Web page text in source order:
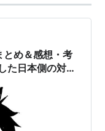
とめ＆感想・考
た日本側の対応